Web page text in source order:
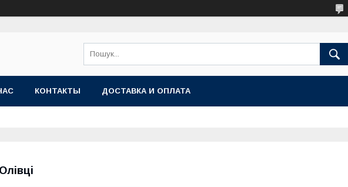
КОНТАКТЫ ДОСТАВКА И ОПЛАТА
Олівці